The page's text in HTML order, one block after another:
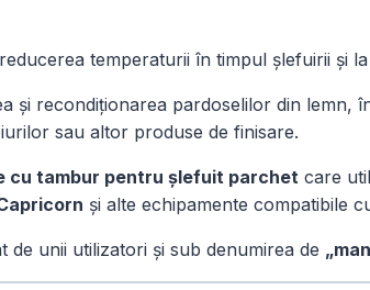
temperaturii în timpul șlefuirii și
și recondiționarea pardoselilor din
sau altor produse de finisare.
cu tambur pentru șlefuit parchet care
și alte echipamente compatibile
unii utilizatori și sub denumirea de